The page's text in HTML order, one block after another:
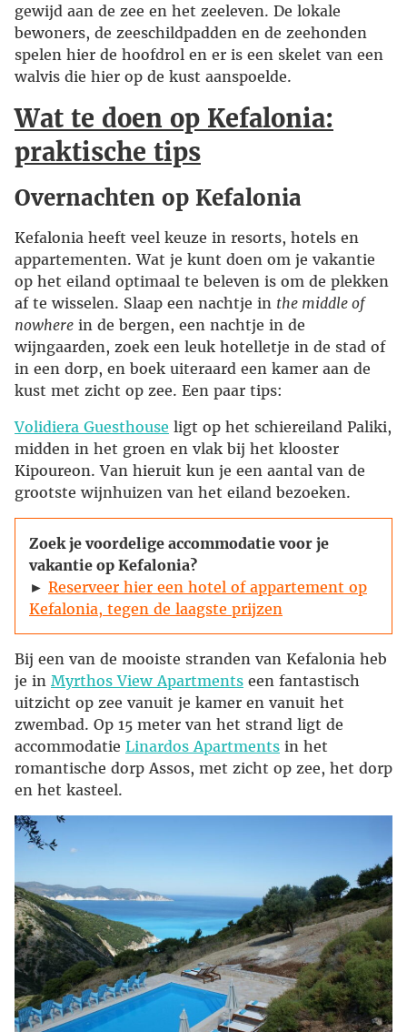
gewijd aan de zee en het zeeleven. De lokale
bewoners, de zeeschildpadden en de zeehonden
spelen hier de hoofdrol en er is een skelet van een
walvis die hier op de kust aanspoelde.
Wat te doen op Kefalonia:
praktische tips
Overnachten op Kefalonia
Kefalonia heeft veel keuze in resorts, hotels en
appartementen. Wat je kunt doen om je vakantie
op het eiland optimaal te beleven is om de plekken
af te wisselen. Slaap een nachtje in the middle of
nowhere in de bergen, een nachtje in de
wijngaarden, zoek een leuk hotelletje in de stad of
in een dorp, en boek uiteraard een kamer aan de
kust met zicht op zee. Een paar tips:
Volidiera Guesthouse ligt op het schiereiland Paliki,
midden in het groen en vlak bij het klooster
Kipoureon. Van hieruit kun je een aantal van de
grootste wijnhuizen van het eiland bezoeken.
Zoek je voordelige accommodatie voor je
vakantie op Kefalonia?
► Reserveer hier een hotel of appartement op
Kefalonia, tegen de laagste prijzen
Bij een van de mooiste stranden van Kefalonia heb
je in Myrthos View Apartments een fantastisch
uitzicht op zee vanuit je kamer en vanuit het
zwembad. Op 15 meter van het strand ligt de
accommodatie Linardos Apartments in het
romantische dorp Assos, met zicht op zee, het dorp
en het kasteel.